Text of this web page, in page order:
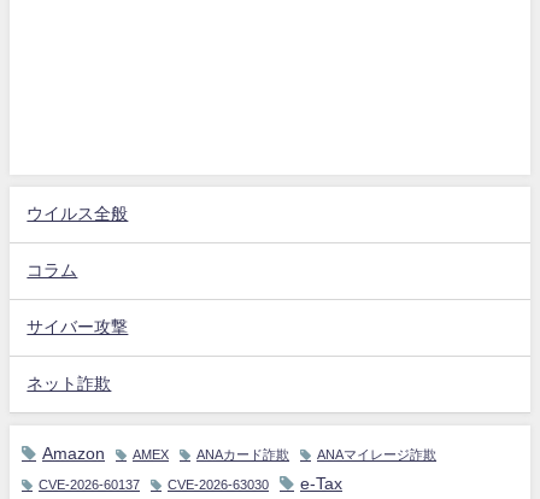
ウイルス全般
コラム
サイバー攻撃
ネット詐欺
Amazon AMEX ANAカード詐欺 ANAマイレージ詐欺
CVE-2026-60137 CVE-2026-63030
e-Tax